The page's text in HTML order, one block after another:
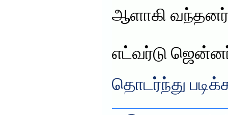
ஆளாகி
எட்வர்டு
தொடர்ந்து